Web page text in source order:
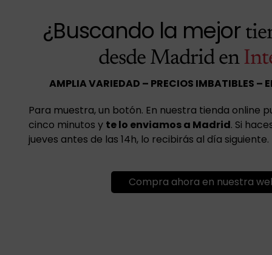
¿Buscando la mejor
desde Madrid en
AMPLIA VARIEDAD – PRECIOS IMBATIBLES –
Para muestra, un botón. En nuestra tienda online
cinco minutos y te lo enviamos a Madrid. Si
jueves antes de las 14h, lo recibirás al día siguiente.
Compra ahora en nuestra